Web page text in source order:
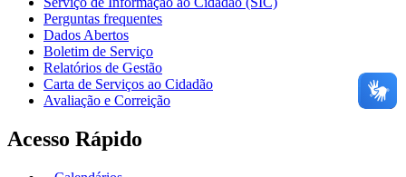
Perguntas frequentes
Dados Abertos
Boletim de Serviço
Relatórios de Gestão
Carta de Serviços ao Cidadão
Avaliação e Correição
Acesso Rápido